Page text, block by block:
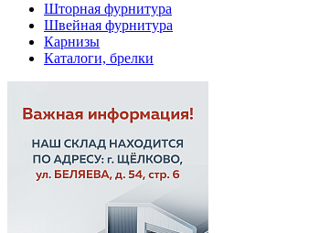
Шторная фурнитура
Швейная фурнитура
Карнизы
Каталоги, брелки